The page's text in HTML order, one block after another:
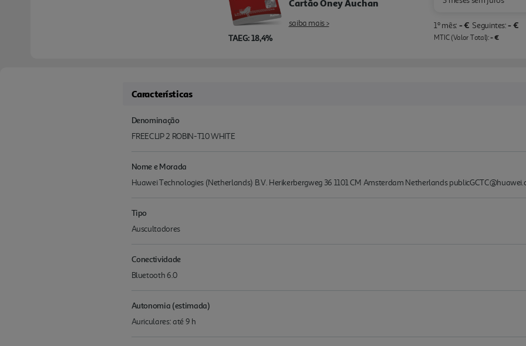
TAEG: 18,4%
Cartão Oney Auchan
saiba mais > 1º mês: - € Seguintes: - €
MTIC (Valor Total):- €
Características
Denominação
FREECLIP 2 ROBIN-T10 WHITE
Nome e Morada
Huawei Technologies (Netherlands) B.V. Herikerbergweg 36 1101 CM Amsterdam Netherlands
Tipo
Auscultadores
Conectividade
Bluetooth 6.0
Autonomia (estimada)
Auriculares: até 9 h